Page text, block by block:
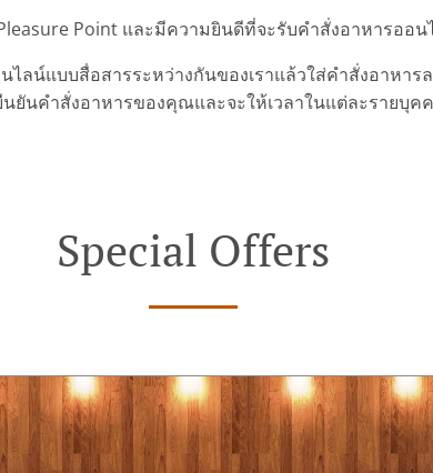
Point และมีความยินดีที่จะรับคำสั่งอาหารออ
ไลน์แบบสื่อสารระหว่างกันของเราแล้วใส่คำสั่งอาหาร
ยันคำสั่งอาหารของคุณและจะให้เวลาในแต่ละรายบุค
Special Offers